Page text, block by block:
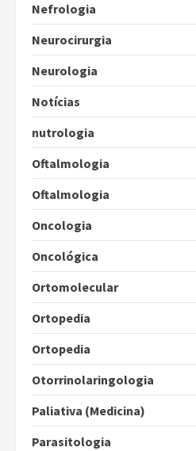
Nefrologia
Neurocirurgia
Neurologia
Notícias
nutrologia
Oftalmologia
Oftalmologia
Oncologia
Oncológica
Ortomolecular
Ortopedia
Ortopedia
Otorrinolaringologia
Paliativa (Medicina)
Parasitologia